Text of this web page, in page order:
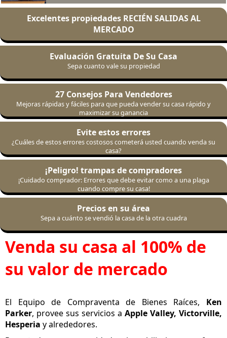
Excelentes propiedades RECIÉN SALIDAS AL
MERCADO
Evaluación Gratuita De Su Casa
Sepa cuanto vale su propiedad
27 Consejos Para Vendedores
Mejoras rápidas y fáciles para que pueda vender su casa rápido y
maximizar su ganancia
Evite estos errores
¿Cuáles de estos errores costosos cometerá usted cuando venda su
casa?
¡Peligro! trampas de compradores
¡Cuidado comprador: Errores que debe evitar como a una plaga
cuando compre su casa!
Precios en su área
Sepa a cuánto se vendió la casa de la otra cuadra
Venda su casa al 100% de
su valor de mercado
El Equipo de Compraventa de Bienes Raíces, Ken
Parker, provee sus servicios a Apple Valley, Victorville,
Hesperia y alrededores.